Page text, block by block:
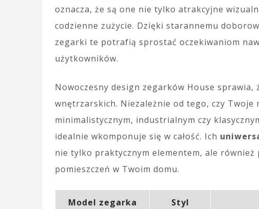
oznacza, że są one nie tylko atrakcyjne
codzienne zużycie. Dzięki starannemu
zegarki te potrafią sprostać oczekiwaniom
użytkowników.
Nowoczesny design zegarków House
wnętrzarskich. Niezależnie od tego, czy Twoje
minimalistycznym, industrialnym czy
idealnie wkomponuje się w całość. Ich
nie tylko praktycznym elementem, ale również
pomieszczeń w Twoim domu.
Model zegarka Styl